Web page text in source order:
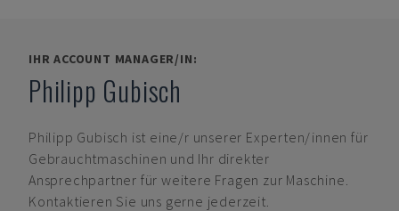
IHR ACCOUNT MANAGER/IN:
Philipp Gubisch
Philipp Gubisch ist eine/r unserer Experten/innen für
Gebrauchtmaschinen und Ihr direkter
Ansprechpartner für weitere Fragen zur Maschine.
Kontaktieren Sie uns gerne jederzeit.